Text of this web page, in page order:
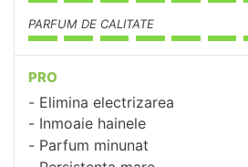
PARFUM DE CALITATE
PRO
Elimina electrizarea
Inmoaie hainele
Parfum minunat